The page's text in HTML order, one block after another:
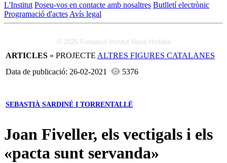
L'Institut Poseu-vos en contacte amb nosaltres Butlletí electrònic
Programació d'actes Avís legal
© 2026 Fundació Institut Nova Història
ARTICLES » PROJECTE ALTRES FIGURES CATALANES
Data de publicació: 26-02-2021
5376
SEBASTIÀ SARDINÉ I TORRENTALLÉ
Joan Fiveller, els vectigals i els
«pacta sunt servanda»